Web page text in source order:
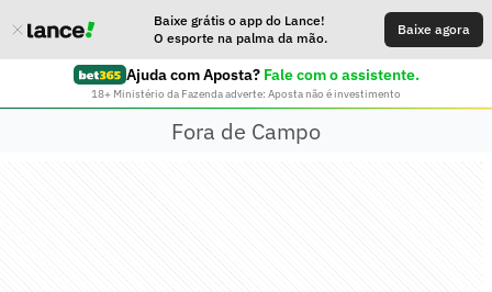
Baixe grátis o app do Lance!
O esporte na palma da mão.
Baixe agora
Ajuda com Aposta? Fale com o assistente.
18+ Ministério da Fazenda adverte: Aposta não é investimento
Fora de Campo